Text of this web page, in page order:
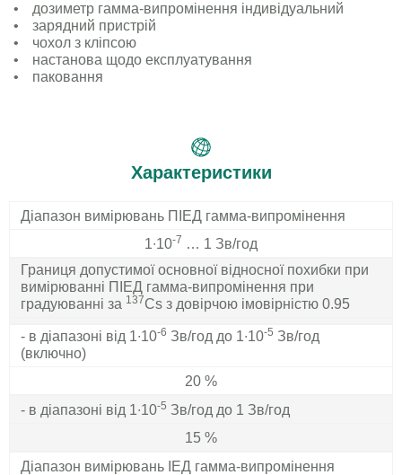
дозиметр гамма-випромінення індивідуальний
зарядний пристрій
чохол з кліпсою
настанова щодо експлуатування
паковання
Характеристики
Діапазон вимірювань ПІЕД гамма-випромінення
1∙10-7 … 1 Зв/год
Границя допустимої основної відносної похибки при
вимірюванні ПІЕД гамма-випромінення при
градуюванні за 137Cs з довірчою імовірністю 0.95
- в діапазоні від 1∙10-6 Зв/год до 1∙10-5 Зв/год
(включно)
20 %
- в діапазоні від 1∙10-5 Зв/год до 1 Зв/год
15 %
Діапазон вимірювань ІЕД гамма-випромінення